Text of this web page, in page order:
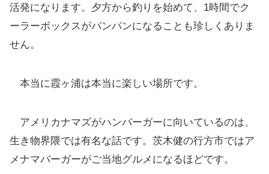
活発になります。夕方から釣りを始めて、1時間でク
ーラーボックスがパンパンになることも珍しくありま
せん。
本当に霞ヶ浦は本当に楽しい場所です。
アメリカナマズがハンバーガーに向いているのは、
生き物界隈では有名な話です。茨木健の行方市ではア
メナマバーガーがご当地グルメになるほどです。